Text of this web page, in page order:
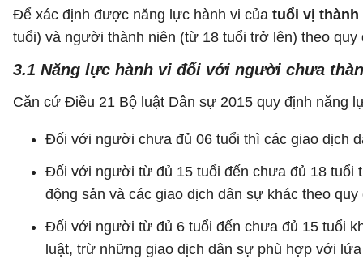
Để xác định được năng lực hành vi của tuổi vị
tuổi) và người thành niên (từ 18 tuổi trở lên) theo
3.1 Năng lực hành vi đối với người chưa
Căn cứ Điều 21 Bộ luật Dân sự 2015 quy định năng
Đối với người chưa đủ 06 tuổi thì các giao dịch
Đối với người từ đủ 15 tuổi đến chưa đủ 18 tuổi
động sản và các giao dịch dân sự khác theo
Đối với người từ đủ 6 tuổi đến chưa đủ 15 tuổi
luật, trừ những giao dịch dân sự phù hợp với